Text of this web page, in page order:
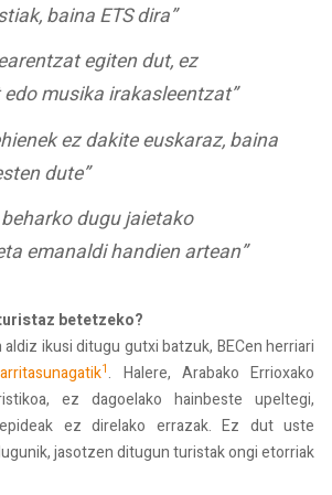
baina ETS dira”
egiten dut, ez
musika irakasleentzat”
ez dakite euskaraz, baina
dute”
dugu jaietako
emanaldi handien artean”
betetzeko?
ikusi ditugu gutxi batzuk, BECen herriari
1 . Halere, Arabako Errioxako
ez dagoelako hainbeste upeltegi,
ez direlako errazak. Ez dut uste
jasotzen ditugun turistak ongi etorriak